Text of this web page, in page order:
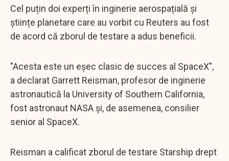
Cel puțin doi experți în inginerie aerospațială și
științe planetare care au vorbit cu Reuters au fost
de acord că zborul de testare a adus beneficii.
"Acesta este un eșec clasic de succes al SpaceX",
a declarat Garrett Reisman, profesor de inginerie
astronautică la University of Southern California,
fost astronaut NASA și, de asemenea, consilier
senior al SpaceX.
Reisman a calificat zborul de testare Starship drept